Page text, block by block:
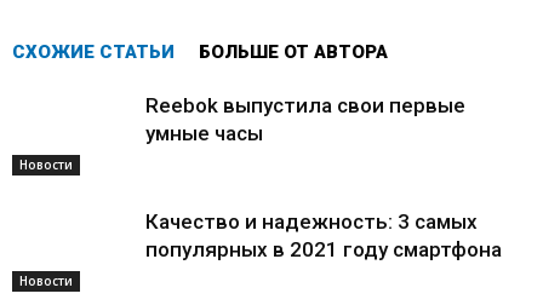
СХОЖИЕ СТАТЬИ БОЛЬШЕ ОТ АВТОРА
Новости
Reebok выпустила свои первые
умные часы
Новости
Качество и надежность: 3 самых
популярных в 2021 году смартфона